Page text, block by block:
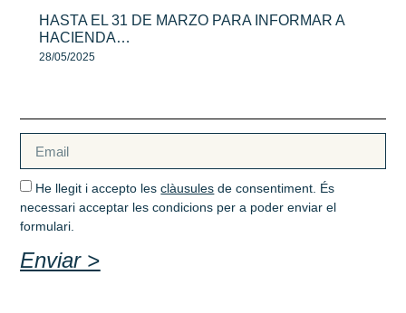
HASTA EL 31 DE MARZO PARA INFORMAR A
HACIENDA…
28/05/2025
He llegit i accepto lesclàusules de consentiment. És
necessari acceptar les condicions per a poder enviar el
formulari.
Enviar >